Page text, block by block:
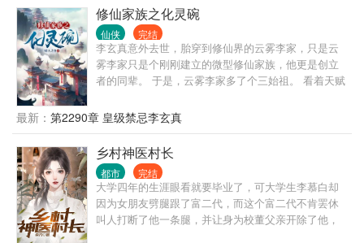
大直男却是omega，他真的承受不来啊！ 不过好在，
迟来的金手指也是手指，他来个逆天改命，变成alpha
总行了吧！ 只是他没想到，这依然逃脱不了那个混蛋
的魔爪。 某腹黑的军团少帅，勾唇无情嘲笑：“宝贝，
有件事忘了告诉你，我是Enigma，你现在可是我的专
属omega了，我说过你逃不掉的！” “是吗？”池影拿大
霍少帅：“夫人冷静点，我要是死了，你可成鳏夫了！”
池影：“无所谓，再找一个。” ”霍少帅：“你敢！” 但是
事实证明，霍少帅的确拿他没办法，只能将他宠到骨
子里，他在想这样的话，这家伙就不会离开他了吧？
修仙家族之化灵碗
仙侠 完结
李玄真意外去世，胎穿到修仙界的云雾李家，只是云
雾李家只是个刚刚建立的微型修仙家族，他更是创立
者的同辈。 于是，云雾李家多了个三始祖。 看着天赋
姐，最后再感受着资质普通的自己，李玄真心累啊。
幸好穿越者配备着金手指的，他发现跟着自己穿越而
来的祖传的玉碗竟然是个宝贝，可以炼化灵物中的灵
气为灵液。 服用灵液修炼速度超快，还没有丹毒，比
丹药强多了。 凭借着化灵碗，李玄真到处搜刮灵物，
赚取灵石，最终走出了一条磕灵物修仙道路。
最新： 第2290章 皇级禁忌李玄真
乡村神医村长
都市 完结
大学四年的生涯眼看就要毕业了，可大学生李慕白却
因为女朋友劈腿跟了富二代，而这个富二代不肯罢休
叫人打断了他一条腿，并让身为校董父亲开除了他，